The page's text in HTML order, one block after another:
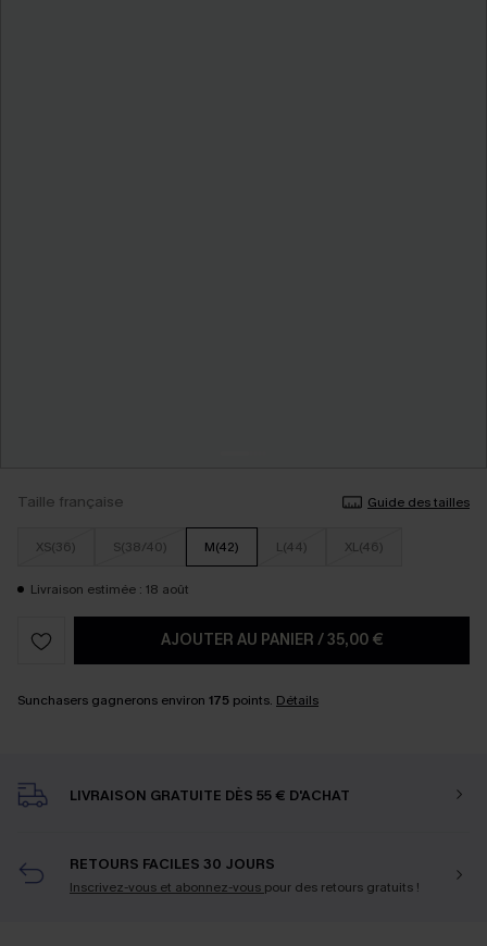
Taille française Guide des tailles
XS(36) S(38/40) M(42) L(44) XL(46)
Livraison estimée : 18 août
AJOUTER AU PANIER /35,00 €
Sunchasers gagnerons environ 175 points. Détails
LIVRAISON GRATUITE DÈS 55 € D'ACHAT
RETOURS FACILES 30 JOURS
Inscrivez-vous et abonnez-vous pour des retours gratuits !